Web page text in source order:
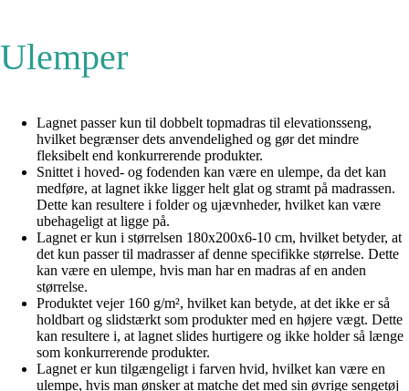
Ulemper
Lagnet passer kun til dobbelt topmadras til elevationsseng,
hvilket begrænser dets anvendelighed og gør det mindre
fleksibelt end konkurrerende produkter.
Snittet i hoved- og fodenden kan være en ulempe, da det kan
medføre, at lagnet ikke ligger helt glat og stramt på madrassen.
Dette kan resultere i folder og ujævnheder, hvilket kan være
ubehageligt at ligge på.
Lagnet er kun i størrelsen 180x200x6-10 cm, hvilket betyder, at
det kun passer til madrasser af denne specifikke størrelse. Dette
kan være en ulempe, hvis man har en madras af en anden
størrelse.
Produktet vejer 160 g/m², hvilket kan betyde, at det ikke er så
holdbart og slidstærkt som produkter med en højere vægt. Dette
kan resultere i, at lagnet slides hurtigere og ikke holder så længe
som konkurrerende produkter.
Lagnet er kun tilgængeligt i farven hvid, hvilket kan være en
ulempe, hvis man ønsker at matche det med sin øvrige sengetøj